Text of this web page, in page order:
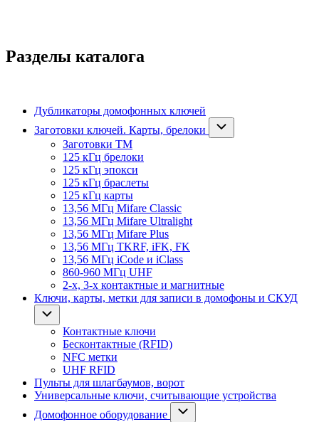
Разделы каталога
Дубликаторы домофонных ключей
Заготовки ключей. Карты, брелоки
Заготовки ТМ
125 кГц брелоки
125 кГц эпокси
125 кГц браслеты
125 кГц карты
13,56 МГц Mifare Classic
13,56 МГц Mifare Ultralight
13,56 МГц Mifare Plus
13,56 МГц TKRF, iFK, FK
13,56 МГц iCode и iClass
860-960 МГц UHF
2-х, 3-х контактные и магнитные
Ключи, карты, метки для записи в домофоны и СКУД
Контактные ключи
Бесконтактные (RFID)
NFC метки
UHF RFID
Пульты для шлагбаумов, ворот
Универсальные ключи, считывающие устройства
Домофонное оборудование